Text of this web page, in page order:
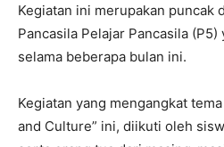
Kegiatan ini merupakan puncak
Pancasila Pelajar Pancasila
selama beberapa bulan ini.
Kegiatan yang mengangkat
and Culture” ini, diikuti oleh